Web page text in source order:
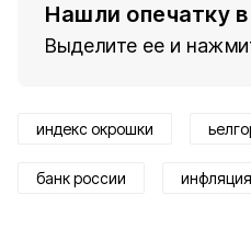
Нашли опечатку в
Выделите ее и
индекс окрошки
банк россии инфляция